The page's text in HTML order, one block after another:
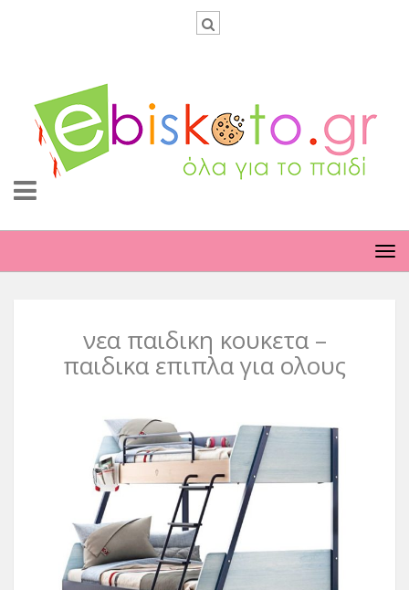
νεα παιδικη κουκετα –
παιδικα επιπλα για ολους